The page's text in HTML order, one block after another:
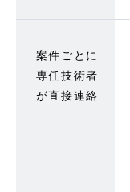
案件ごとに
専任技術者
が直接連絡